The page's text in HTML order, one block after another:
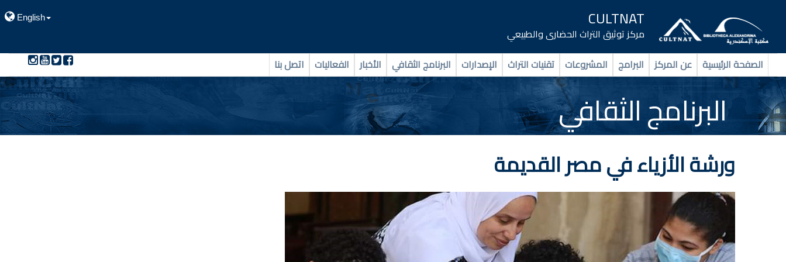
CULTNAT
مركز توثيق التراث الحضارى والطبيعي
English
الصفحة الرئيسية عن المركز البرامج المشروعات تقنيات التراث الإصدارات البرنامج الثقافي الأخبار الفعاليات اتصل بنا
البرنامج الثقافي
ورشة الأزياء في مصر القديمة